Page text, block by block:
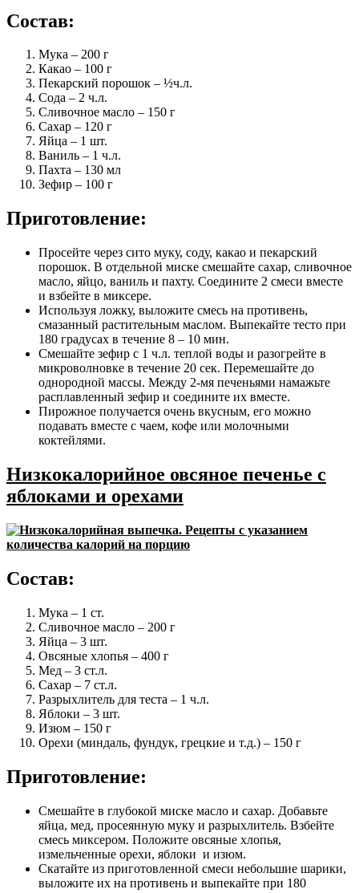
Состав:
Мука – 200 г
Какао – 100 г
Пекарский порошок – ½ч.л.
Сода – 2 ч.л.
Сливочное масло – 150 г
Сахар – 120 г
Яйца – 1 шт.
Ваниль – 1 ч.л.
Пахта – 130 мл
Зефир – 100 г
Приготовление:
Просейте через сито муку, соду, какао и пекарский
порошок. В отдельной миске смешайте сахар, сливочное
масло, яйцо, ваниль и пахту. Соедините 2 смеси вместе
и взбейте в миксере.
Используя ложку, выложите смесь на противень,
смазанный растительным маслом. Выпекайте тесто при
180 градусах в течение 8 – 10 мин.
Смешайте зефир с 1 ч.л. теплой воды и разогрейте в
микроволновке в течение 20 сек. Перемешайте до
однородной массы. Между 2-мя печеньями намажьте
расплавленный зефир и соедините их вместе.
Пирожное получается очень вкусным, его можно
подавать вместе с чаем, кофе или молочными
коктейлями.
Низкокалорийное овсяное печенье с
яблоками и орехами
Состав:
Мука – 1 ст.
Сливочное масло – 200 г
Яйца – 3 шт.
Овсяные хлопья – 400 г
Мед – 3 ст.л.
Сахар – 7 ст.л.
Разрыхлитель для теста – 1 ч.л.
Яблоки – 3 шт.
Изюм – 150 г
Орехи (миндаль, фундук, грецкие и т.д.) – 150 г
Приготовление:
Смешайте в глубокой миске масло и сахар. Добавьте
яйца, мед, просеянную муку и разрыхлитель. Взбейте
смесь миксером. Положите овсяные хлопья,
измельченные орехи, яблоки и изюм.
Скатайте из приготовленной смеси небольшие шарики,
выложите их на противень и выпекайте при 180